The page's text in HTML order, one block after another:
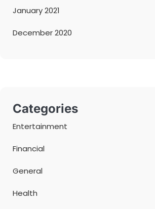
January 2021
December 2020
Categories
Entertainment
Financial
General
Health